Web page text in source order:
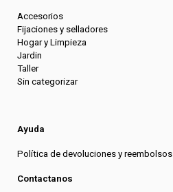
Accesorios
Fijaciones y selladores
Hogar y Limpieza
Jardin
Taller
Sin categorizar
Ayuda
Política de devoluciones y reembolsos
Contactanos